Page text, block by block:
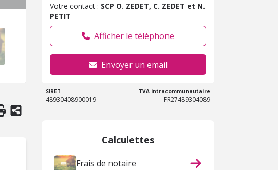
Votre contact : SCP O. ZEDET, C. ZEDET et N.
PETIT
Afficher le téléphone
Envoyer un email
SIRET
48930408900019
TVA intracommunautaire
FR27489304089
Calculettes
Frais de notaire